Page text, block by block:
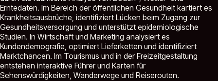
Erntedaten. Im Bereich der öffentlichen Gesundheit kartiert es
Krankheitsausbrüche, identifiziert Lücken beim Zugang zur
Gesundheitsversorgung und unterstützt epidemiologische
Studien. In Wirtschaft und Marketing analysiert es
Kundendemografie, optimiert Lieferketten und identifiziert
Marktchancen. Im Tourismus und in der Freizeitgestaltung
entstehen interaktive Führer und Karten für
Sehenswürdigkeiten, Wanderwege und Reiserouten.